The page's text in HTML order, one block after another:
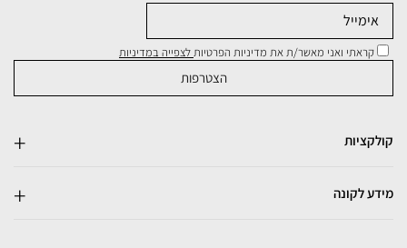
קראתי ואני מאשר/ת את מדיניות הפרטיותלצפייה במדיניות
קולקציות
מידע לקונה